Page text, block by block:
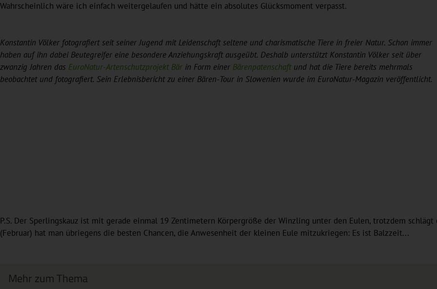
Wahrscheinlich wäre ich einfach weitergelaufen und hätte ein absolutes Glücksmoment verpasst.
Konstantin Völker fotografiert seit seiner Jugend mit Leidenschaft seltene und charismatische Tiere in freier Natur. Schon immer
haben auf ihn dabei Beutegreifer eine besondere Anziehungskraft ausgeübt. Deshalb unterstützt Konstantin Völker seit über
zwanzig Jahren das EuroNatur-Artenschutzprojekt Bär in Form einer Bärenpatenschaft und hat die Tiere bereits mehrmals
beobachtet und fotografiert. Sein Erlebnisbericht zu einer Bären-Tour in Slowenien wurde im EuroNatur-Magazin veröffentlicht.
P.S. Der Sperlingskauz ist mit gerade einmal 19 Zentimetern Körpergröße der Winzling unter den Eulen, trotzdem
(Februar) hat man übriegens die besten Chancen, die Anwesenheit der kleinen Eule mitzukriegen: Es ist Balzzeit...
Mehr zum Thema